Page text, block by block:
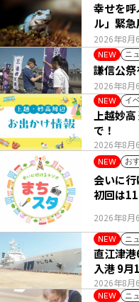
2026年8月
幸せを
ル」緊
NEW ニ
2026年8月
謙信公
NEW イ
2026年8月
上越妙
で！
NEW お
2026年8月
会いに行
初回は
NEW ニ
2026年8月
直江津港
入港
NEW ニ